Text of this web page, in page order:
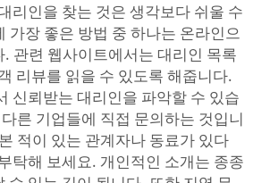
리인을 찾는 것은 생각보다 쉬울 수
가장 좋은 방법 중 하나는 온라인으
관련 웹사이트에서는 대리인 목록
리뷰를 읽을 수 있도록 해줍니다.
신뢰받는 대리인을 파악할 수 있습
른 기업들에 직접 문의하는 것입니
적이 있는 관계자나 동료가 있다
탁해 보세요. 개인적인 소개는 종종